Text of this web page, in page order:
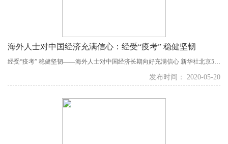
海外人士对中国经济充满信心：经受“疫考” 稳健坚韧
经受“疫考” 稳健坚韧——海外人士对中国经济长期向好充满信心 新华社北京5月
20日电 综合新华社驻外记者报道：2020年新冠疫情暴发，对世界经济造成显著
冲击。在这场疫情“大考”面前，中国经济表现出较强韧性，...
发布时间： 2020-05-20